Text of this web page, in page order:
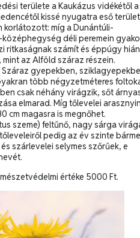
területe a Kaukázus vidékétől a
kissé nyugatra eső
korlátozott: míg a Dunántúli-
déli peremein
ritkaságnak számít és éppúgy
az Alföld száraz részein.
gyepekben,
több négyzetméteres
csak néhány virágzik, sőt
elmarad. Míg tőlevelei
cm magasra is megnőhet.
szeme) feltűnő, nagy sárga
pedig az év szinte
szárlevelei selymes szőrűek, e
értéke 5000 Ft.